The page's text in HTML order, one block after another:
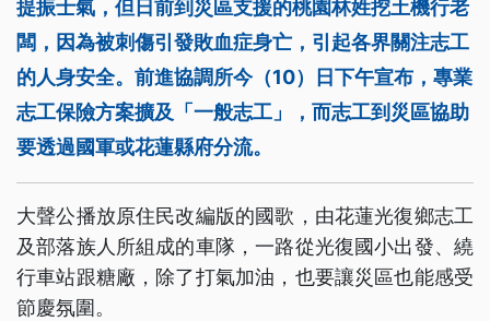
提振士氣，但日前到災區支援的桃園林姓挖土機行老
闆，因為被刺傷引發敗血症身亡，引起各界關注志工
的人身安全。前進協調所今（10）日下午宣布，專業
志工保險方案擴及「一般志工」，而志工到災區協助
要透過國軍或花蓮縣府分流。
大聲公播放原住民改編版的國歌，由花蓮光復鄉志工
及部落族人所組成的車隊，一路從光復國小出發、繞
行車站跟糖廠，除了打氣加油，也要讓災區也能感受
節慶氛圍。